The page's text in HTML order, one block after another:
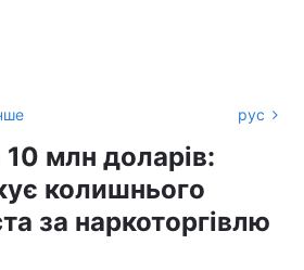
рус
млн доларів:
колишнього
за наркоторгівлю